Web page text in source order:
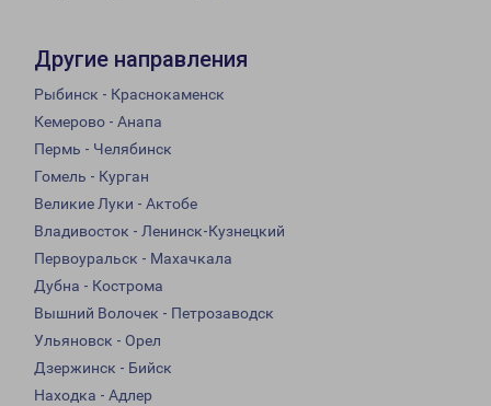
Другие направления
Рыбинск - Краснокаменск
Кемерово - Анапа
Пермь - Челябинск
Гомель - Курган
Великие Луки - Актобе
Владивосток - Ленинск-Кузнецкий
Первоуральск - Махачкала
Дубна - Кострома
Вышний Волочек - Петрозаводск
Ульяновск - Орел
Дзержинск - Бийск
Находка - Адлер